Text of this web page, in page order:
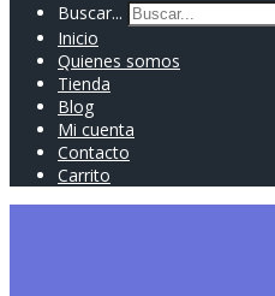
Buscar...
Inicio
Quienes somos
Tienda
Blog
Mi cuenta
Contacto
Carrito